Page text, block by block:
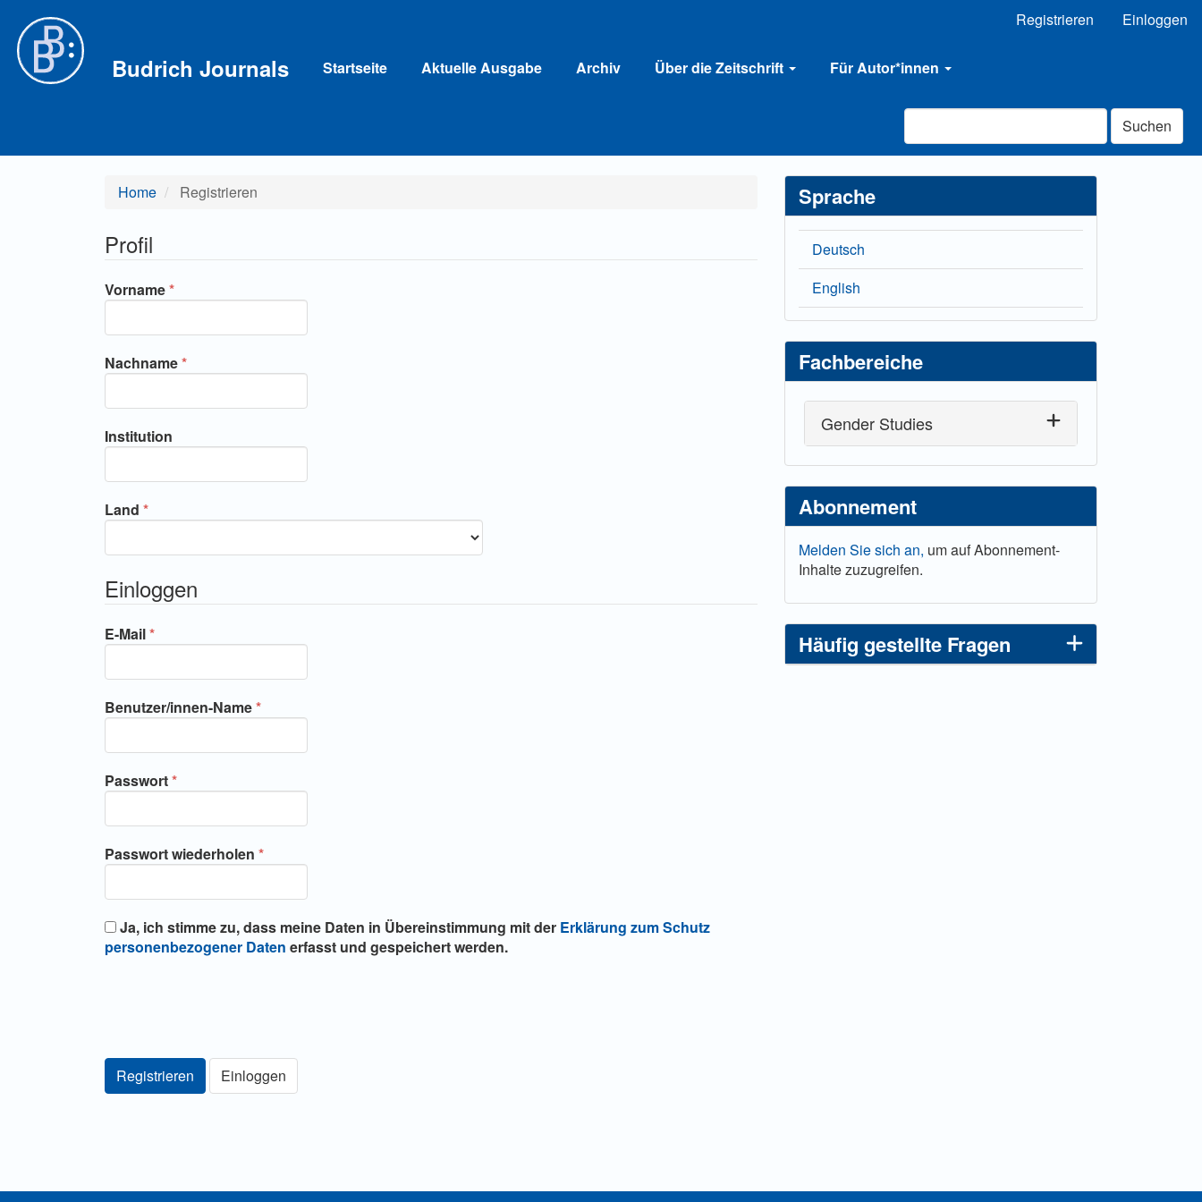
Hauptinhalt
Sidebar
Registrieren Einloggen
Budrich Journals Startseite Aktuelle Ausgabe Archiv Über die Zeitschrift Für Autor*innen
Suchen
Home Registrieren
Profil
Vorname*Erforderlich
Nachname*Erforderlich
Institution
Land *Erforderlich
Einloggen
E-Mail*Erforderlich
Benutzer/innen-Name*Erforderlich
Passwort*Erforderlich
Passwort wiederholen *Erforderlich
Ja, ich stimme zu, dass meine Daten in Übereinstimmung mit der Erklärung zum Schutz
personenbezogener Daten erfasst und gespeichert werden.
Registrieren Einloggen
Sprache
Deutsch
English
Fachbereiche
Gender Studies
Abonnement
Melden Sie sich an, um auf Abonnement-
Inhalte zuzugreifen.
Häufig gestellte Fragen